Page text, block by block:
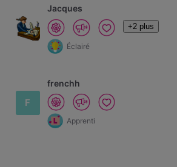
Jacques
+2 plus
Éclairé
F
frenchh
Apprenti